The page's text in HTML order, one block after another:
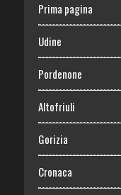
Prima pagina
Udine
Pordenone
Altofriuli
Gorizia
Cronaca